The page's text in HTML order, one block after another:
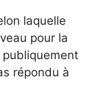
laquelle
pour la
publiquement
répondu à